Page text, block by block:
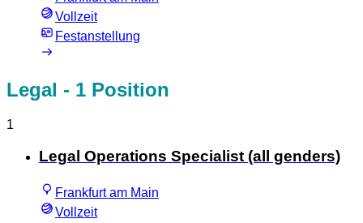
Vollzeit
Festanstellung
Legal - 1 Position
1
Legal Operations Specialist (all genders)
Frankfurt am Main
Vollzeit